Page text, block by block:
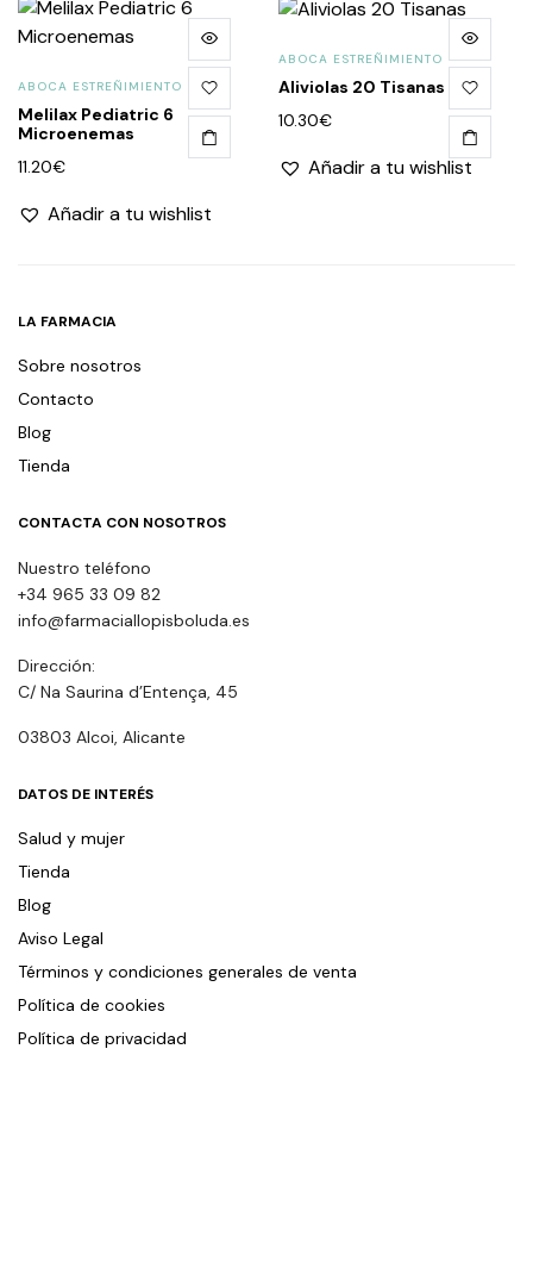
ABOCA ESTREÑIMIENTO
Melilax Pediatric 6
Microenemas
11.20€
Añadir a tu wishlist
ABOCA ESTREÑIMIENTO
Aliviolas 20 Tisanas
10.30€
Añadir a tu wishlist
LA FARMACIA
Sobre nosotros
Contacto
Blog
Tienda
CONTACTA CON NOSOTROS
Nuestro teléfono
+34 965 33 09 82
info@farmaciallopisboluda.es
Dirección:
C/ Na Saurina d’Entença, 45
03803 Alcoi, Alicante
DATOS DE INTERÉS
Salud y mujer
Tienda
Blog
Aviso Legal
Términos y condiciones generales de venta
Política de cookies
Política de privacidad